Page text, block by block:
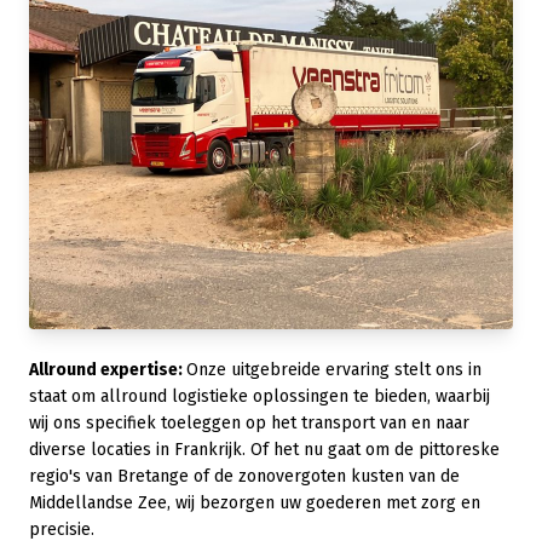
Allround expertise:Onze uitgebreide ervaring stelt ons in
staat om allround logistieke oplossingen te bieden, waarbij
wij ons specifiek toeleggen op het transport van en naar
diverse locaties in Frankrijk. Of het nu gaat om de pittoreske
regio's van Bretange of de zonovergoten kusten van de
Middellandse Zee, wij bezorgen uw goederen met zorg en
precisie.